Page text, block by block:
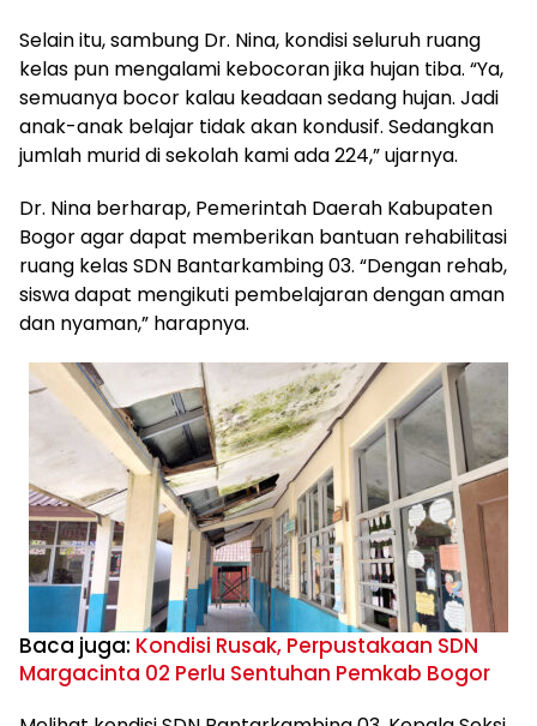
Selain itu, sambung Dr. Nina, kondisi seluruh ruang
kelas pun mengalami kebocoran jika hujan tiba. “Ya,
semuanya bocor kalau keadaan sedang hujan. Jadi
anak-anak belajar tidak akan kondusif. Sedangkan
jumlah murid di sekolah kami ada 224,” ujarnya.
Dr. Nina berharap, Pemerintah Daerah Kabupaten
Bogor agar dapat memberikan bantuan rehabilitasi
ruang kelas SDN Bantarkambing 03. “Dengan rehab,
siswa dapat mengikuti pembelajaran dengan aman
dan nyaman,” harapnya.
Baca juga: Kondisi Rusak, Perpustakaan SDN
Margacinta 02 Perlu Sentuhan Pemkab Bogor